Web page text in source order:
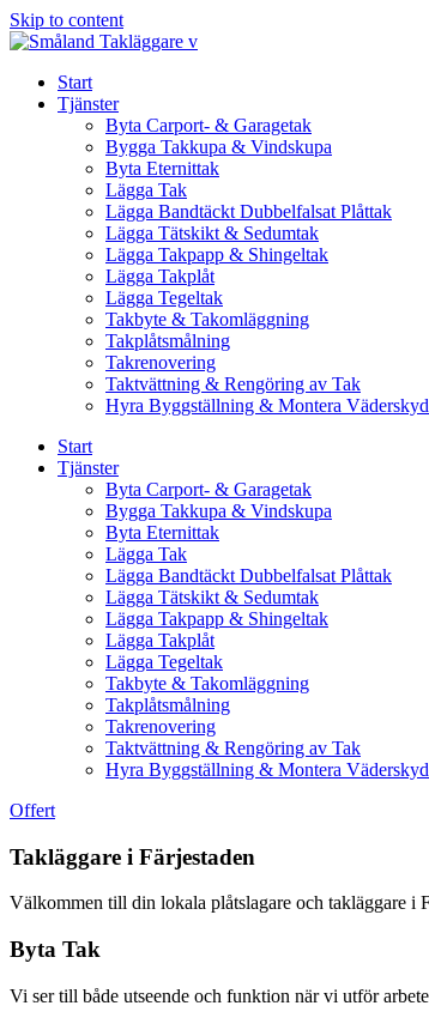
Skip to content
Start
Tjänster
Byta Carport- & Garagetak
Bygga Takkupa & Vindskupa
Byta Eternittak
Lägga Tak
Lägga Bandtäckt Dubbelfalsat Plåttak
Lägga Tätskikt & Sedumtak
Lägga Takpapp & Shingeltak
Lägga Takplåt
Lägga Tegeltak
Takbyte & Takomläggning
Takplåtsmålning
Takrenovering
Taktvättning & Rengöring av Tak
Hyra Byggställning & Montera
Start
Tjänster
Byta Carport- & Garagetak
Bygga Takkupa & Vindskupa
Byta Eternittak
Lägga Tak
Lägga Bandtäckt Dubbelfalsat Plåttak
Lägga Tätskikt & Sedumtak
Lägga Takpapp & Shingeltak
Lägga Takplåt
Lägga Tegeltak
Takbyte & Takomläggning
Takplåtsmålning
Takrenovering
Taktvättning & Rengöring av Tak
Hyra Byggställning & Montera
Offert
Takläggare i Färjestaden
Välkommen till din lokala plåtslagare och takläggare i
Byta Tak
Vi ser till både utseende och funktion när vi utför